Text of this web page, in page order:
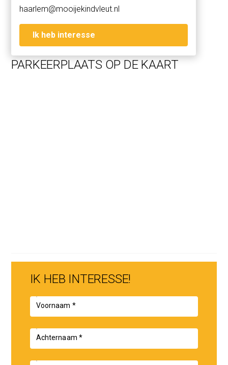
haarlem@mooijekindvleut.nl
Ik heb interesse
PARKEERPLAATS OP DE KAART
IK HEB INTERESSE!
Voornaam *
Achternaam *